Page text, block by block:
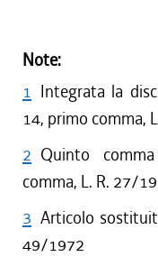
Note:
1 Integrata la
14, primo comma,
2 Quinto
comma, L. R. 27/
3 Articolo
49/1972